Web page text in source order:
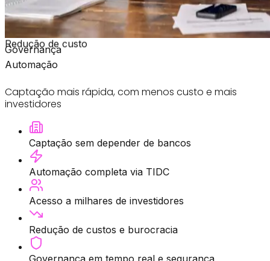
Redução de custo
Governança
Automação
Captação mais rápida, com menos custo e mais
investidores
Captação sem depender de bancos
Automação completa via TIDC
Acesso a milhares de investidores
Redução de custos e burocracia